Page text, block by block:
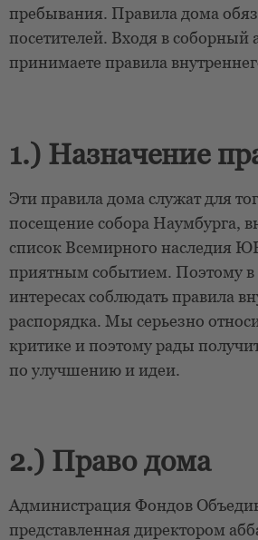
пребывания. Правила дома
посетителей. Входя в соборный
принимаете правила
1.) Назначение
Эти правила дома служат для
посещение собора Наумбурга,
список Всемирного наследия
приятным событием. Поэтому
интересах соблюдать правила
распорядка. Мы серьезно
критике и поэтому рады
по улучшению и идеи.
2.) Право дома
Администрация Фондов
представленная директором